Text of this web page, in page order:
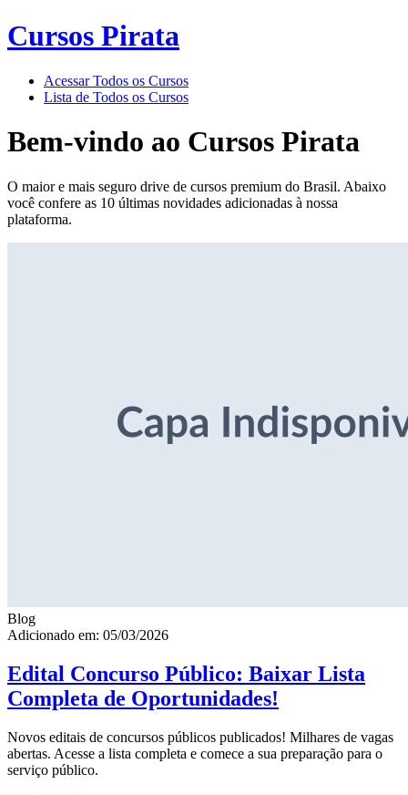
Cursos Pirata
Acessar Todos os Cursos
Lista de Todos os Cursos
Bem-vindo ao Cursos Pirata
O maior e mais seguro drive de cursos premium do Brasil. Abaixo
você confere as 10 últimas novidades adicionadas à nossa
plataforma.
Blog
Adicionado em: 05/03/2026
Edital Concurso Público: Baixar Lista
Completa de Oportunidades!
Novos editais de concursos públicos publicados! Milhares de vagas
abertas. Acesse a lista completa e comece a sua preparação para o
serviço público.